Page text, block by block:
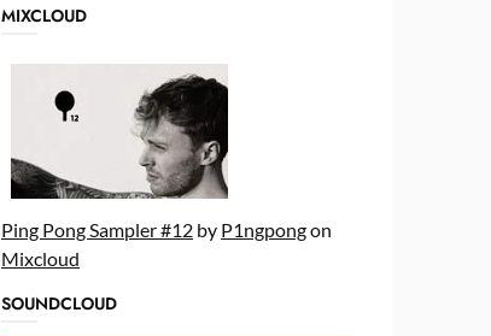
MIXCLOUD
Ping Pong Sampler #12by P1ngpongon
Mixcloud
SOUNDCLOUD